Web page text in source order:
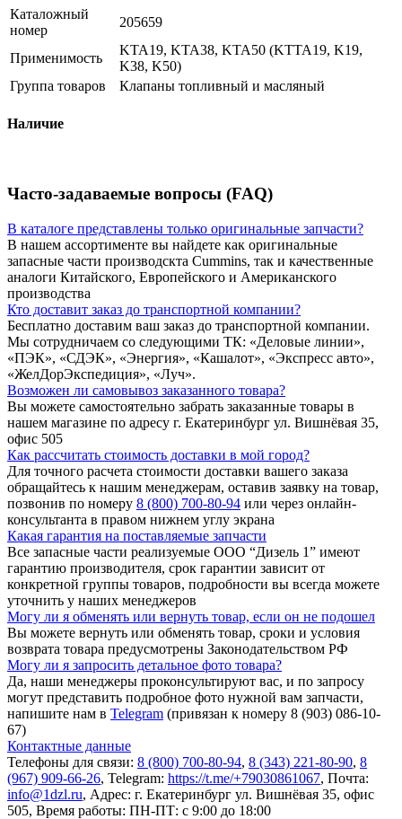
Каталожный
номер
205659
Применимость
KTA19, KTA38, KTA50 (KTTA19, K19,
K38, K50)
Группа товаров
Клапаны топливный и масляный
Наличие
Часто-задаваемые вопросы (FAQ)
В каталоге представлены только оригинальные запчасти?
В нашем ассортименте вы найдете как оригинальные
запасные части производскта Cummins, так и качественные
аналоги Китайского, Европейского и Американского
производства
Кто доставит заказ до транспортной компании?
Бесплатно доставим ваш заказ до транспортной компании.
Мы сотрудничаем со следующими ТК: «Деловые линии»,
«ПЭК», «СДЭК», «Энергия», «Кашалот», «Экспресс авто»,
«ЖелДорЭкспедиция», «Луч».
Возможен ли самовывоз заказанного товара?
Вы можете самостоятельно забрать заказанные товары в
нашем магазине по адресу г. Екатеринбург ул. Вишнёвая 35,
офис 505
Как рассчитать стоимость доставки в мой город?
Для точного расчета стоимости доставки вашего заказа
обращайтесь к нашим менеджерам, оставив заявку на товар,
позвонив по номеру 8 (800) 700-80-94 или через онлайн-
консультанта в правом нижнем углу экрана
Какая гарантия на поставляемые запчасти
Все запасные части реализуемые ООО “Дизель 1” имеют
гарантию производителя, срок гарантии зависит от
конкретной группы товаров, подробности вы всегда можете
уточнить у наших менеджеров
Могу ли я обменять или вернуть товар, если он не подошел
Вы можете вернуть или обменять товар, сроки и условия
возврата товара предусмотрены Законодательством РФ
Могу ли я запросить детальное фото товара?
Да, наши менеджеры проконсультируют вас, и по запросу
могут представить подробное фото нужной вам запчасти,
напишите нам в Telegram (привязан к номеру 8 (903) 086-10-
67)
Контактные данные
Телефоны для связи: 8 (800) 700-80-94, 8 (343) 221-80-90, 8
(967) 909-66-26, Telegram: https://t.me/+79030861067, Почта:
info@1dzl.ru, Адрес: г. Екатеринбург ул. Вишнёвая 35, офис
505, Время работы: ПН-ПТ: с 9:00 до 18:00